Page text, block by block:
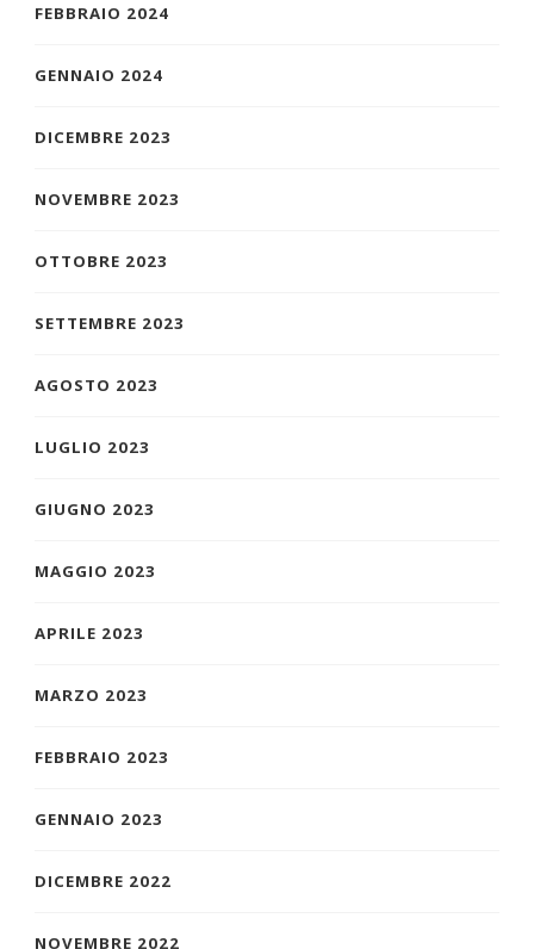
FEBBRAIO 2024
GENNAIO 2024
DICEMBRE 2023
NOVEMBRE 2023
OTTOBRE 2023
SETTEMBRE 2023
AGOSTO 2023
LUGLIO 2023
GIUGNO 2023
MAGGIO 2023
APRILE 2023
MARZO 2023
FEBBRAIO 2023
GENNAIO 2023
DICEMBRE 2022
NOVEMBRE 2022